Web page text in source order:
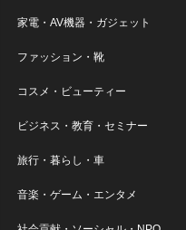
家電・AV機器・ガジェット
ファッション・靴
コスメ・ビューティー
ビジネス・教育・セミナー
旅行・暮らし・車
音楽・ゲーム・エンタメ